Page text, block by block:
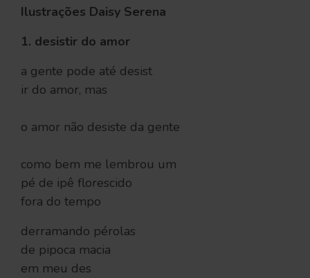
Ilustrações Daisy Serena
1. desistir do amor
a gente pode até desist
ir do amor, mas
o amor não desiste da gente
como bem me lembrou um
pé de ipê florescido
fora do tempo
derramando pérolas
de pipoca macia
em meu des